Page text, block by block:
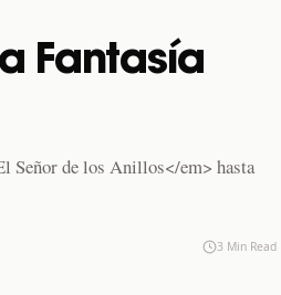
Fantasía
Señor de los Anillos</em> hasta
3 Min Read